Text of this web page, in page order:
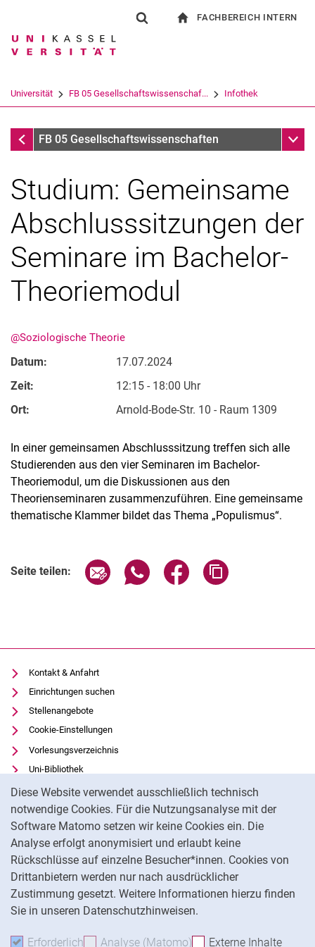
Springe direkt zu: Inhalt
Springe direkt zu: Suche
Springe direkt zu:
Diese Website verwendet ausschließlich technisch
notwendige Cookies. Für die Nutzungsanalyse mit der
Software Matomo setzen wir keine Cookies ein. Die
Analyse erfolgt anonymisiert und erlaubt keine
Rückschlüsse auf einzelne Besucher*innen. Cookies von
Drittanbietern werden nur nach ausdrücklicher
Zustimmung gesetzt. Weitere Informationen hierzu finden
Sie in unseren Datenschutzhinweisen.
Erforderlich Erforderliche Cookies akzeptieren
Analyse (Matomo) Analyse-Cookies
Externe Inhalte
Suchbegriff
Suchen (öffnet externen Link in einem
FACHBEREICH INTERN
Universität FB 05 Gesellschaftswissenschaf... Infothek
InfothekFB 05 Gesellschaftswissenschaften
Alle Meldungen
Alle Termine
Studium: Gemeinsame
Abschlusssitzungen der
Seminare im Bachelor-
Theoriemodul
@Soziologische Theorie
Datum:
17.07.2024
Zeit:
12:15 - 18:00 Uhr
Ort:
Arnold-Bode-Str. 10 - Raum 1309
In einer gemeinsamen Abschlusssitzung treffen sich alle
Studierenden aus den vier Seminaren im Bachelor-
Theoriemodul, um die Diskussionen aus den
Theorienseminaren zusammenzuführen. Eine gemeinsame
thematische Klammer bildet das Thema „Populismus“.
Seite teilen: Seite über E-Mail teilen
Seite über WhatsApp teilen
Seite über Facebook
Kontakt & Anfahrt
Einrichtungen suchen
Stellenangebote
Cookie-Einstellungen
Vorlesungsverzeichnis
Uni-Bibliothek
Moodle
Panopto
Datenschutz
Barrierefreiheit
Transparenter KI-Einsatz